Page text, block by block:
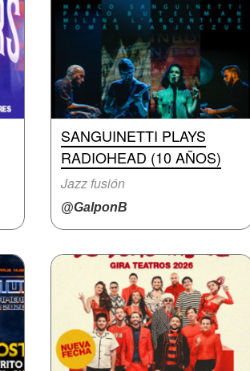
SANGUINETTI PLAYS
RADIOHEAD (10 AÑOS)
Jazz fusión
@GalponB